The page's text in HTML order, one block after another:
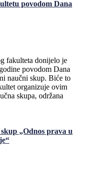
povodom Dana
fakulteta donijelo je
povodom Dana
naučni skup. Biće to
organizuje ovim
skupa, održana
„Odnos prava u